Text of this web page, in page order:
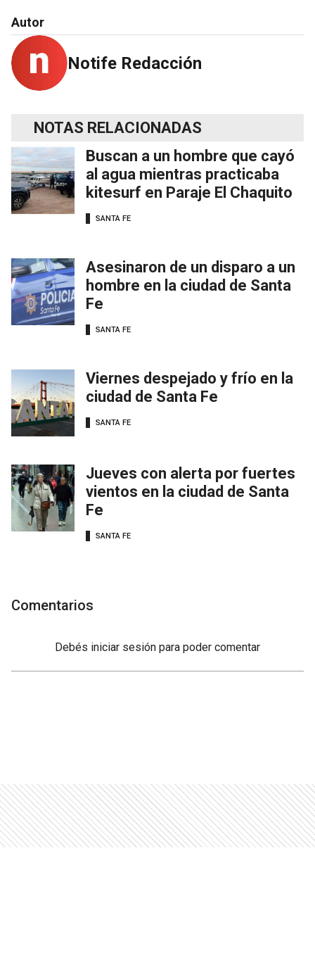
Autor
Notife Redacción
NOTAS RELACIONADAS
Buscan a un hombre que cayó
al agua mientras practicaba
kitesurf en Paraje El Chaquito
SANTA FE
Asesinaron de un disparo a un
hombre en la ciudad de Santa
Fe
SANTA FE
Viernes despejado y frío en la
ciudad de Santa Fe
SANTA FE
Jueves con alerta por fuertes
vientos en la ciudad de Santa
Fe
SANTA FE
Comentarios
Debés iniciar sesión para poder comentar